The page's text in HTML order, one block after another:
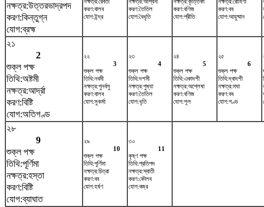
নক্ষত্র:উত্তরভাদ্রপদ
করণ:কিন্তুগ্ন
যোগ:ব্রহ্ম
করণ:বালব
যোগ:ইন্দ্র
করণ:তৈতিল
যোগ:বৈধৃতি
করণ:বণিজ
যোগ:প্রীতি
করণ:বব
যোগ:আয়ুষ্মান
২১
2
শুক্ল পক্ষ
তিথি:অষ্টমী
নক্ষত্র:আর্দ্রা
করণ:বিষ্টি
যোগ:অতিগণ্ড
২২
3
শুক্ল পক্ষ
তিথি:নবমী
নক্ষত্র:পুনর্বসু
করণ:বালব
যোগ:সুকর্মা
২৩
4
শুক্ল পক্ষ
তিথি:দশমী
নক্ষত্র:পুষ্যা
করণ:তৈতিল
যোগ:ধৃতি
২৪
5
শুক্ল পক্ষ
তিথি:একাদশী
নক্ষত্র:অশ্লেষা
করণ:বণিজ
যোগ:শূল
২৫
6
শুক্ল পক্ষ
তিথি:দ্বাদশী
নক্ষত্র:মঘা
করণ:বব
যোগ:গণ্ড
২৮
9
শুক্ল পক্ষ
তিথি:পূর্ণিমা
নক্ষত্র:হস্তা
করণ:বিষ্টি
যোগ:ব্যাঘাত
২৯
10
শুক্ল পক্ষ
তিথি:পূর্ণিমা
নক্ষত্র:চিত্রা
করণ:বব
যোগ:হর্ষণ
৩০
11
কৃষ্ণ পক্ষ
তিথি:প্রতিপদ
নক্ষত্র:স্বাতী
করণ:কৌলব
যোগ:বজ্র